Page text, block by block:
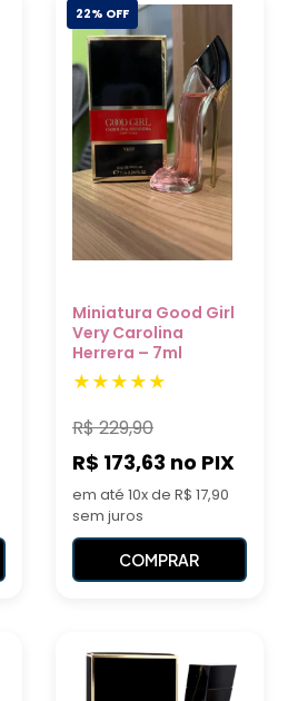
22% OFF
Miniatura Good Girl
Very Carolina
Herrera – 7ml
R$229,90
R$ 173,63 no PIX
em até 10x de R$ 17,90
sem juros
COMPRAR